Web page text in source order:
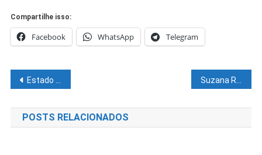
Compartilhe isso:
Facebook WhatsApp Telegram
Navegação
de
Post
Estado publica aviso de licitação para construir e modernizar mais 17 escolas na Bahia Suzana Ramos reestrutura e reinaugura UBS do Parque Residencial
POSTS RELACIONADOS